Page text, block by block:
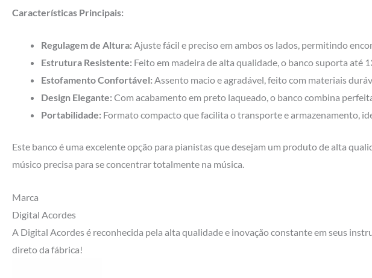
Características Principais:
Regulagem de Altura: Ajuste fácil e preciso em ambos os lados, permitindo
Estrutura Resistente: Feito em madeira de alta qualidade, o banco suporta até
Estofamento Confortável: Assento macio e agradável, feito com materiais
Design Elegante: Com acabamento em preto laqueado, o banco combina
Portabilidade: Formato compacto que facilita o transporte e armazenamento,
Este banco é uma excelente opção para pianistas que desejam um produto de alta
músico precisa para se concentrar totalmente na música.
Marca
Digital Acordes
A Digital Acordes é reconhecida pela alta qualidade e inovação constante em seus
direto da fábrica!